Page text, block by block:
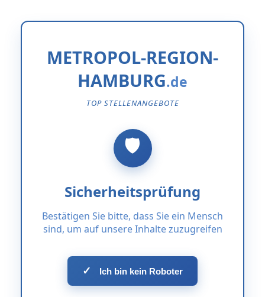
METROPOL-REGION-
HAMBURG
TOP STELLENANGEBOTE
Sicherheitsprüfung
Bestätigen Sie bitte, dass Sie ein Mensch
sind, um auf unsere Inhalte zuzugreifen
✓ Ich bin kein Roboter